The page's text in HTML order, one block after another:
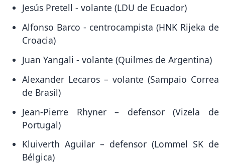
Jesús Pretell - volante (LDU de Ecuador)
Alfonso Barco - centrocampista (HNK Rijeka de
Croacia)
Juan Yangali - volante (Quilmes de Argentina)
Alexander Lecaros – volante (Sampaio Correa
de Brasil)
Jean-Pierre Rhyner – defensor (Vizela de
Portugal)
Kluiverth Aguilar – defensor (Lommel SK de
Bélgica)